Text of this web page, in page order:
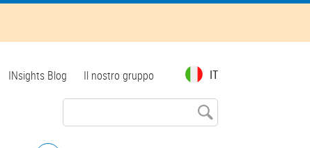
IT
Top
INsights Blog Il nostro gruppo